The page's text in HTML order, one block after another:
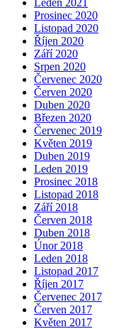
Leden 2021
Prosinec 2020
Listopad 2020
Říjen 2020
Září 2020
Srpen 2020
Červenec 2020
Červen 2020
Duben 2020
Březen 2020
Červenec 2019
Květen 2019
Duben 2019
Leden 2019
Prosinec 2018
Listopad 2018
Září 2018
Červen 2018
Duben 2018
Únor 2018
Leden 2018
Listopad 2017
Říjen 2017
Červenec 2017
Červen 2017
Květen 2017